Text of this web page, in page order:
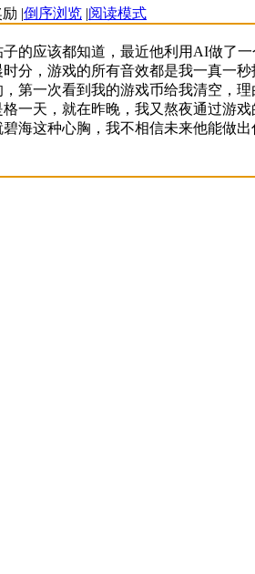
|倒序浏览 |阅读模式
的应该都知道，最近他利用AI做了
分，游戏的所有音效都是我一真一
第一次看到我的游戏币给我清空，
一天，就在昨晚，我又熬夜通过游
海这种心胸，我不相信未来他能做